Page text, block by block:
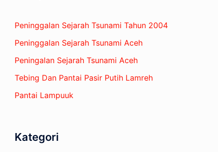
Peninggalan Sejarah Tsunami Tahun 2004
Peninggalan Sejarah Tsunami Aceh
Peningalan Sejarah Tsunami Aceh
Tebing Dan Pantai Pasir Putih Lamreh
Pantai Lampuuk
Kategori